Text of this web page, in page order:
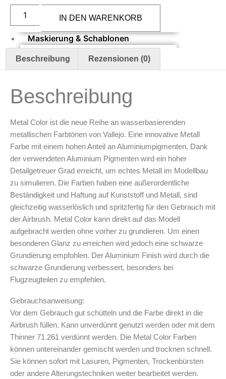
Schleif- & Poliermittel
Sandstrahlen & Spezialbehandlungen
Maskierung & Schablonen
Maskierfolien & Maskierbänder
Schablonen & Templates
Reinigung & Pflege
Airbrush-Reiniger
Luftreinigung & Filter
Zubehör & Ausstattung
Arbeitsplatz & Zubehör
Leerbehälter & Mischzubehör
Spezialliteratur & Anleitungen
Gutscheine
Vallejo
Metal
Colors
721
Burnt
Iron
32
ml
Menge
IN DEN WARENKORB
Beschreibung Rezensionen (0)
Beschreibung
Metal Color ist die neue Reihe an wasserbasierenden
metallischen Farbtönen von Vallejo. Eine innovative Metall
Farbe mit einem hohen Anteil an Aluminiumpigmenten. Dank
der verwendeten Aluminium Pigmenten wird ein hoher
Detailgetreuer Grad erreicht, um echtes Metall im Modellbau
zu simulieren. Die Farben haben eine außerordentliche
Beständigkeit und Haftung auf Kunststoff und Metall, sind
gleichzeitig wasserlöslich und spritzfertig für den Gebrauch mit
der Airbrush. Metal Color kann direkt auf das Modell
aufgebracht werden ohne vorher zu grundieren. Um einen
besonderen Glanz zu erreichen wird jedoch eine schwarze
Grundierung empfohlen. Der Aluminium Finish wird durch die
schwarze Grundierung verbessert, besonders bei
Flugzeugteilen zu empfehlen.
Gebrauchsanweisung:
Vor dem Gebrauch gut schütteln und die Farbe direkt in die
Airbrush füllen. Kann unverdünnt genutzt werden oder mit dem
Thinner 71.261 verdünnt werden. Die Metal Color Farben
können untereinander gemischt werden und trocknen schnell.
Sie können sofort mit Lasuren, Pigmenten, Trockenbürsten
oder andere Alterungstechniken weiter bearbeitet werden.